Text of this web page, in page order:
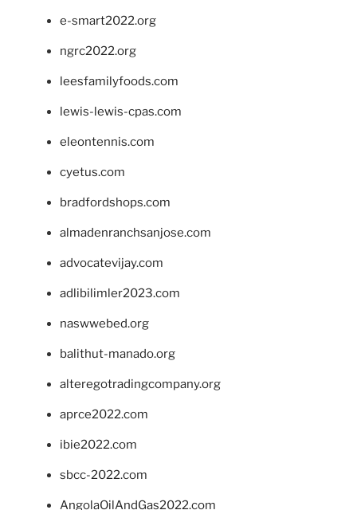
e-smart2022.org
ngrc2022.org
leesfamilyfoods.com
lewis-lewis-cpas.com
eleontennis.com
cyetus.com
bradfordshops.com
almadenranchsanjose.com
advocatevijay.com
adlibilimler2023.com
naswwebed.org
balithut-manado.org
alteregotradingcompany.org
aprce2022.com
ibie2022.com
sbcc-2022.com
AngolaOilAndGas2022.com